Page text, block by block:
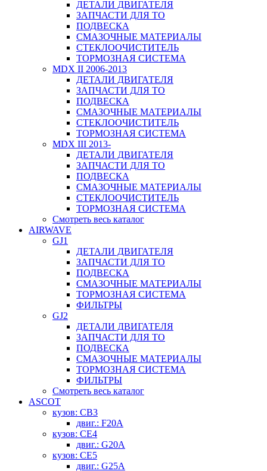
ДЕТАЛИ ДВИГАТЕЛЯ
ЗАПЧАСТИ ДЛЯ ТО
ПОДВЕСКА
СМАЗОЧНЫЕ МАТЕРИАЛЫ
СТЕКЛООЧИСТИТЕЛЬ
ТОРМОЗНАЯ СИСТЕМА
MDX II 2006-2013
ДЕТАЛИ ДВИГАТЕЛЯ
ЗАПЧАСТИ ДЛЯ ТО
ПОДВЕСКА
СМАЗОЧНЫЕ МАТЕРИАЛЫ
СТЕКЛООЧИСТИТЕЛЬ
ТОРМОЗНАЯ СИСТЕМА
MDX III 2013-
ДЕТАЛИ ДВИГАТЕЛЯ
ЗАПЧАСТИ ДЛЯ ТО
ПОДВЕСКА
СМАЗОЧНЫЕ МАТЕРИАЛЫ
СТЕКЛООЧИСТИТЕЛЬ
ТОРМОЗНАЯ СИСТЕМА
Смотреть весь каталог
AIRWAVE
GJ1
ДЕТАЛИ ДВИГАТЕЛЯ
ЗАПЧАСТИ ДЛЯ ТО
ПОДВЕСКА
СМАЗОЧНЫЕ МАТЕРИАЛЫ
ТОРМОЗНАЯ СИСТЕМА
ФИЛЬТРЫ
GJ2
ДЕТАЛИ ДВИГАТЕЛЯ
ЗАПЧАСТИ ДЛЯ ТО
ПОДВЕСКА
СМАЗОЧНЫЕ МАТЕРИАЛЫ
ТОРМОЗНАЯ СИСТЕМА
ФИЛЬТРЫ
Смотреть весь каталог
ASCOT
кузов: CB3
двиг.: F20A
кузов: CE4
двиг.: G20A
кузов: CE5
двиг.: G25A